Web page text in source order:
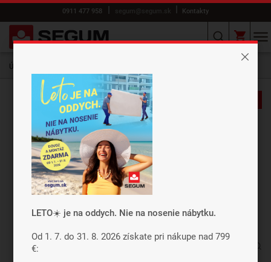
LETO☀️ je na oddych. Nie na nosenie nábytku.
Od 1. 7. do 31. 8. 2026 získate pri nákupe nad 799
€:
0911 477 958 segum@segum.sk Kontakty
Úvod
Záleží nám na vašom súkromí
Cookies používame preto, aby sme
zabezpečili funkcie webu a pokiaľ nám dáte
súhlas, tak okrem iného aj preto, aby sme
vylepšili obsah stránok podľa vašich
preferencií. Tlačidlom „Súhlasiť a zavrieť“
dáte súhlas s využívaním cookies a budeme
webu za účelom zobrazení cielenej reklamy